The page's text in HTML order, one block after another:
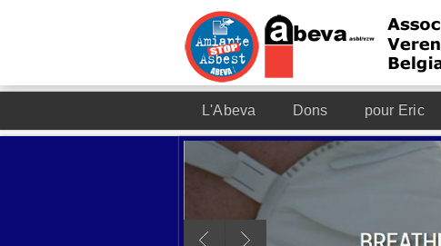
L'Abeva Dons pour Eric